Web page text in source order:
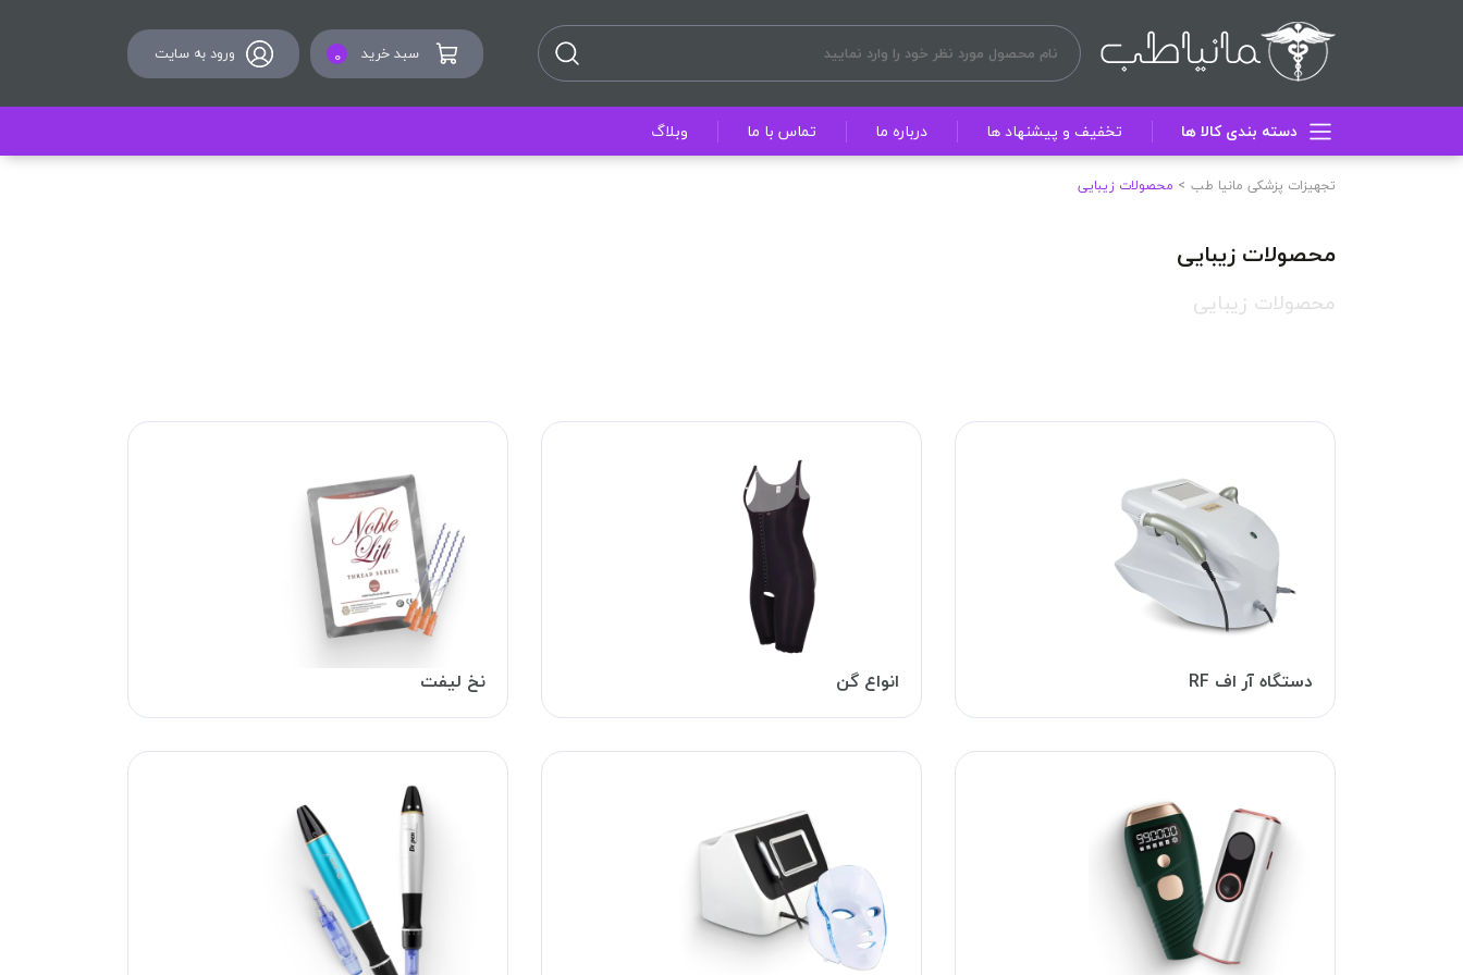
سبد خرید 0 ورود به سایت
دسته بندی کالا ها تخفیف و پیشنهاد ها درباره ما تماس با ما وبلاگ
تجهیزات پزشکی مانیا طب محصولات زیبایی
محصولات زیبایی
محصولات زیبایی
دستگاه آر اف RF انواع گن نخ لیفت